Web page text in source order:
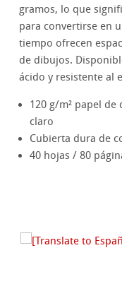
gramos, lo que
para convertirse en
tiempo ofrecen
de dibujos.
ácido y resistente al
120 g/m² papel
claro
Cubierta dura de
40 hojas / 80